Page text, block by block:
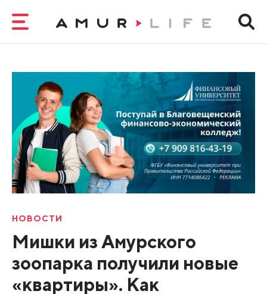
НОВОСТИ
Мишки из Амурского
зоопарка получили новые
«квартиры». Как